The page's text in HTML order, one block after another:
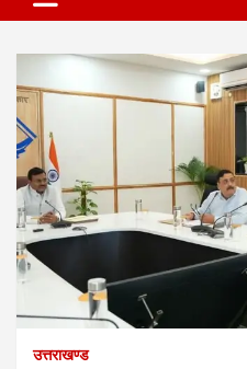
उत्तराखण्ड